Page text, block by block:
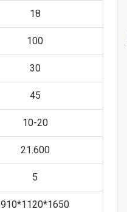
18
100
30
45
10-20
21.600
5
910*1120*1650